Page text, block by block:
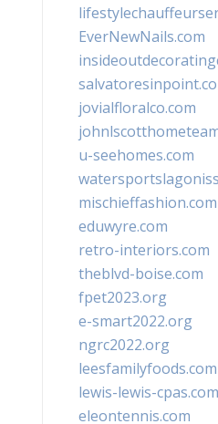
EverNewNails.com
jovialfloralco.com
u-seehomes.com
mischieffashion.com
eduwyre.com
retro-interiors.com
theblvd-boise.com
fpet2023.org
e-smart2022.org
ngrc2022.org
leesfamilyfoods.com
lewis-lewis-cpas.com
eleontennis.com